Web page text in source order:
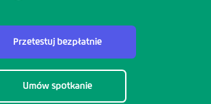
Przetestuj bezpłatnie
Umów spotkanie